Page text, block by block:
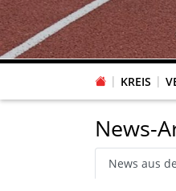
KREIS
News-
News aus